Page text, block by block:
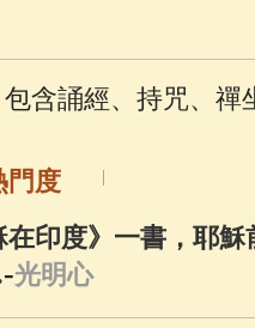
三參
佛說療痔(腫瘤)
含誦經、持咒、禪
門度
印度》一書，耶
-光明心